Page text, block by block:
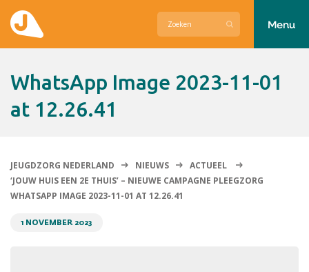
Hier zetten wij ons voor in
Contact
Menu
WhatsApp Image 2023-11-01
at 12.26.41
JEUGDZORG NEDERLAND NIEUWS
ACTUEEL
‘JOUW HUIS EEN 2E THUIS’ – NIEUWE CAMPAGNE PLEEGZORG
WHATSAPP IMAGE 2023-11-01 AT 12.26.41
1 NOVEMBER 2023